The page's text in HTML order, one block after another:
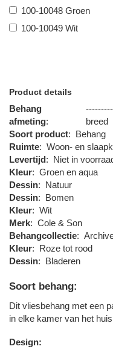
100-10048 Groen
100-10049 Wit
Product details
Behang
afmeting:
breed
Soort product: Behang
Ruimte: Woon- en
Levertijd: Niet in
Kleur: Groen en aqua
Dessin: Natuur
Dessin: Bomen
Kleur: Wit
Merk: Cole & Son
Behangcollectie:
Kleur: Roze tot rood
Dessin: Bladeren
Soort behang:
Dit vliesbehang met een
in elke kamer van het
Design: